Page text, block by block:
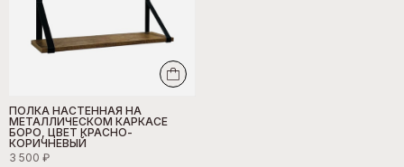
ПОЛКА НАСТЕННАЯ НА
МЕТАЛЛИЧЕСКОМ КАРКАСЕ
БОРО, ЦВЕТ КРАСНО-
КОРИЧНЕВЫЙ
3 500 ₽